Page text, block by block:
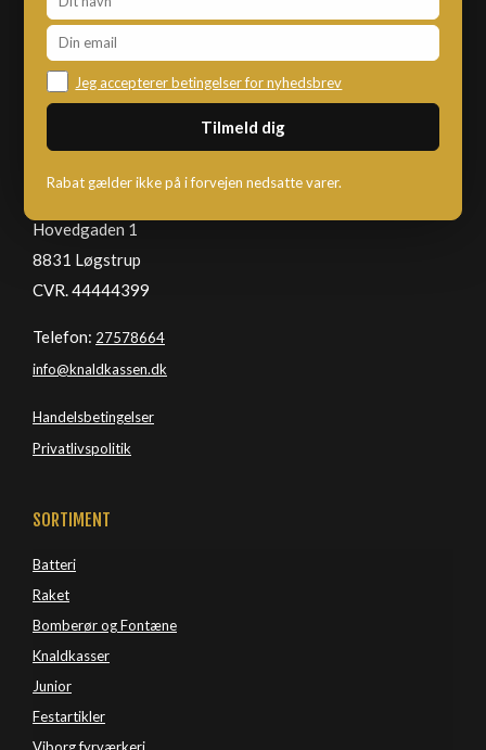
KNALDKASSEN
Hovedgaden 1
8831 Løgstrup
CVR. 44444399
Telefon: 27578664
info@knaldkassen.dk
Handelsbetingelser
Privatlivspolitik
SORTIMENT
Batteri
Raket
Bomberør og Fontæne
Knaldkasser
Junior
Festartikler
Jeg accepterer betingelser for nyhedsbrev
Rabat gælder ikke på i forvejen nedsatte varer.